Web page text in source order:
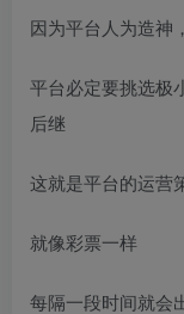
因为平台人为造神
平台必定要挑选极
后继
这就是平台的运营
就像彩票一样
每隔一段时间就会